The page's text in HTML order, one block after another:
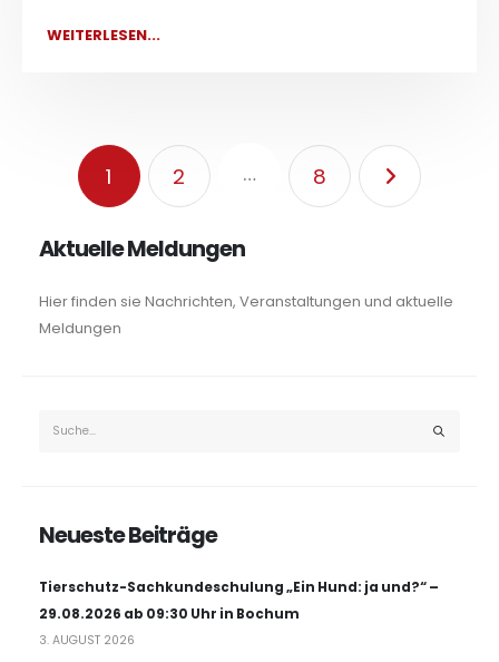
WEITERLESEN...
1 2 … 8
Aktuelle Meldungen
Hier finden sie Nachrichten, Veranstaltungen und aktuelle
Meldungen
Neueste Beiträge
Tierschutz-Sachkundeschulung „Ein Hund: ja und?“ –
29.08.2026 ab 09:30 Uhr in Bochum
3. AUGUST 2026